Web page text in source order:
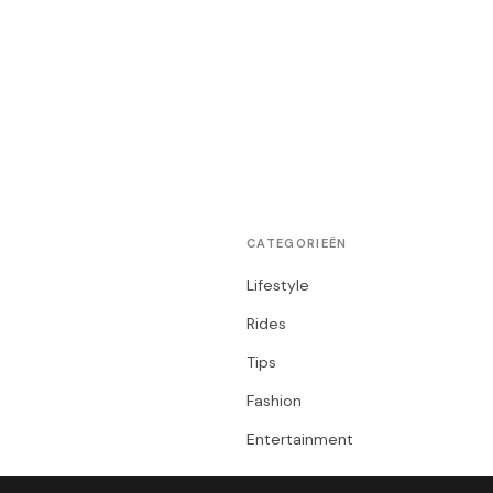
CATEGORIEËN
Lifestyle
Rides
Tips
Fashion
Entertainment